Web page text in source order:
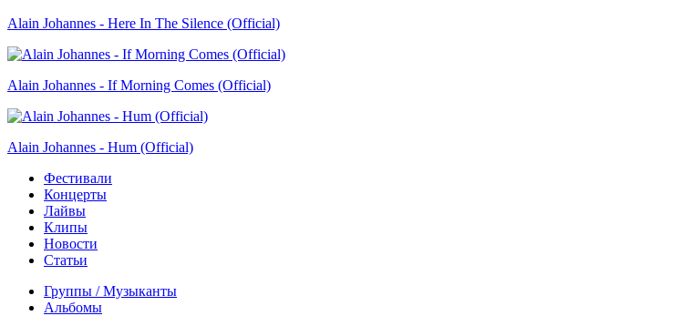
Alain Johannes - Here In The Silence (Official)
Alain Johannes - If Morning Comes (Official)
Alain Johannes - Hum (Official)
Фестивали
Концерты
Лайвы
Клипы
Новости
Статьи
Группы / Музыканты
Альбомы